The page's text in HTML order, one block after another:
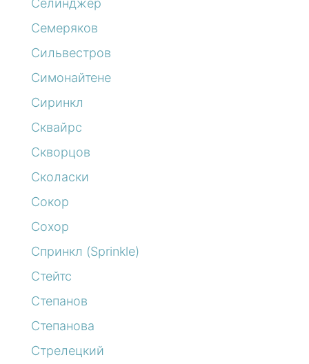
Семеряков
Сильвестров
Симонайтене
Сиринкл
Сквайрс
Скворцов
Сколаски
Сокор
Сохор
Спринкл (Sprinkle)
Стейтс
Степанов
Степанова
Стрелецкий